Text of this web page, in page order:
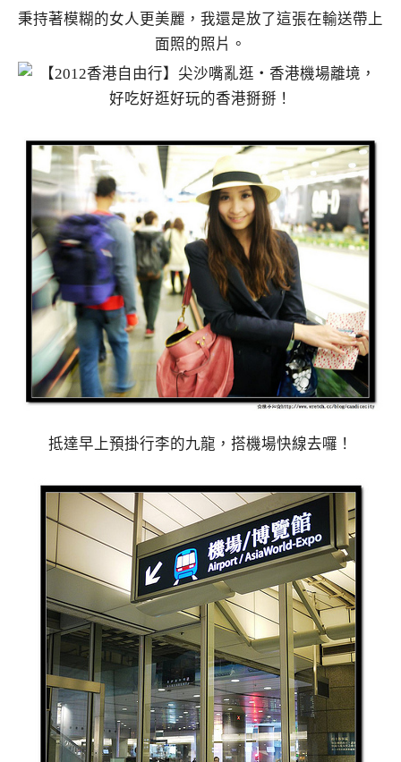
秉持著模糊的女人更美麗，我還是放了這張在輸送帶上
面照的照片。
抵達早上預掛行李的九龍，搭機場快線去囉！